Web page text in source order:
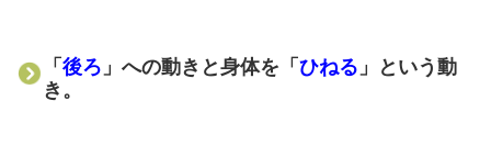
「後ろ 」への動きと身体を「ひねる 」という動
き。